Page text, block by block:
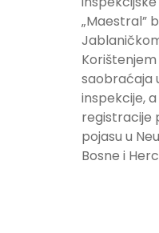
„Maestral”
saobraćaja
inspekcije,
registracije
pojasu u
Bosne i